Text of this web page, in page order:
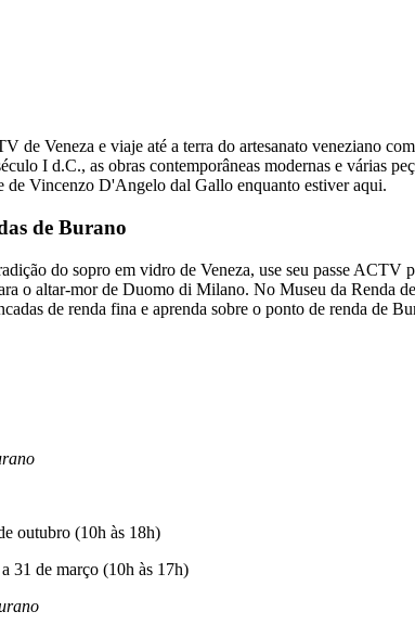
de Veneza e viaje até a terra do artesanato veneziano
I d.C., as obras contemporâneas modernas e várias
de Vincenzo D'Angelo dal Gallo enquanto estiver aqui.
de Burano
do sopro em vidro de Veneza, use seu passe
o altar-mor de Duomo di Milano. No Museu da Renda
de renda fina e aprenda sobre o ponto de renda de
outubro (10h às 18h)
31 de março (10h às 17h)